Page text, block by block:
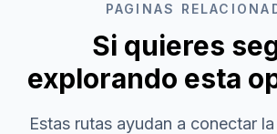
PAGINAS
Si quieres
explorando esta
Estas rutas ayudan a conectar